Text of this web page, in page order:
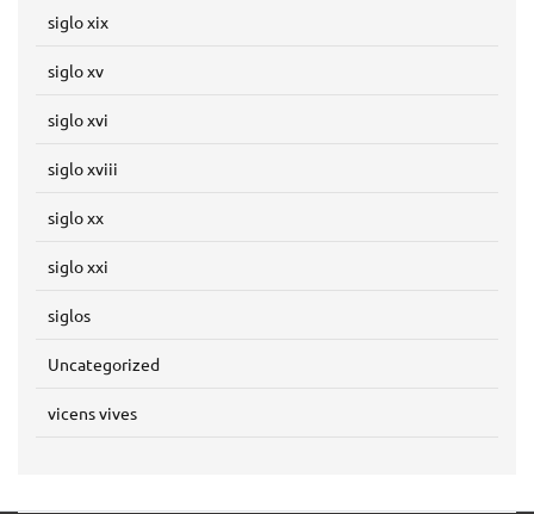
siglo xix
siglo xv
siglo xvi
siglo xviii
siglo xx
siglo xxi
siglos
Uncategorized
vicens vives